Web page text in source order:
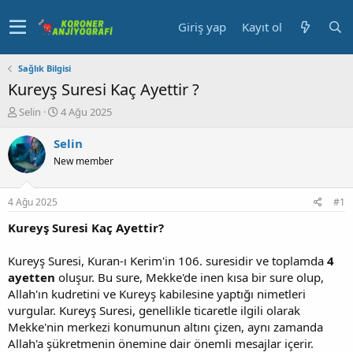
Giriş yap Kayıt ol
Sağlık Bilgisi
Kureyş Suresi Kaç Ayettir ?
K
n
u
y
b
a
ş
t
a
n
Selin
B
ş
a
ç
r
i
h
i
4 Ağu 2025
Selin
New member
4 Ağu 2025 #1
Kureyş Suresi Kaç Ayettir?
Kureyş Suresi, Kuran-ı Kerim'in 106. suresidir ve toplamda 4
ayetten oluşur. Bu sure, Mekke'de inen kısa bir sure olup,
Allah'ın kudretini ve Kureyş kabilesine yaptığı nimetleri
vurgular. Kureyş Suresi, genellikle ticaretle ilgili olarak
Mekke'nin merkezi konumunun altını çizen, aynı zamanda
Allah'a şükretmenin önemine dair önemli mesajlar içerir.